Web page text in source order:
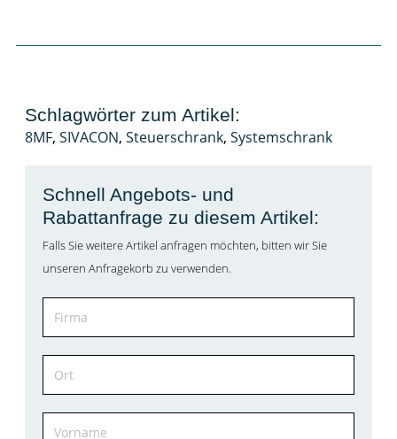
Schlagwörter zum Artikel:
8MF, SIVACON, Steuerschrank, Systemschrank
Schnell Angebots- und
Rabattanfrage zu diesem Artikel:
Falls Sie weitere Artikel anfragen möchten, bitten wir Sie
unseren Anfragekorb zu verwenden.